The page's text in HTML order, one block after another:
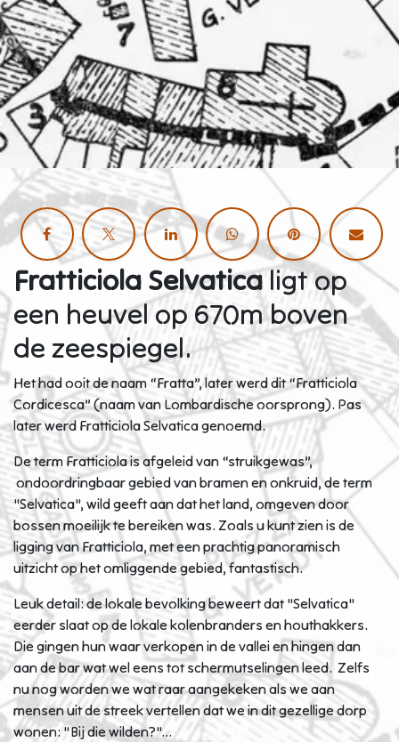
Fratticiola Selvaticaligt op
een heuvel op 670m boven
de zeespiegel.
Het had ooit de naam “Fratta”, later werd dit “Fratticiola
Cordicesca” (naam van Lombardische oorsprong). Pas
later werd Fratticiola Selvatica genoemd.
De term Fratticiola is afgeleid van “struikgewas”,
ondoordringbaar gebied van bramen en onkruid, de term
"Selvatica", wild geeft aan dat het land, omgeven door
bossen moeilijk te bereiken was. Zoals u kunt zien is de
ligging van Fratticiola, met een prachtig panoramisch
uitzicht op het omliggende gebied, fantastisch.
Leuk detail: de lokale bevolking beweert dat "Selvatica"
eerder slaat op de lokale kolenbranders en houthakkers.
Die gingen hun waar verkopen in de vallei en hingen dan
aan de bar wat wel eens tot schermutselingen leed. Zelfs
nu nog worden we wat raar aangekeken als we aan
mensen uit de streek vertellen dat we in dit gezellige dorp
wonen: "Bij die wilden?"...